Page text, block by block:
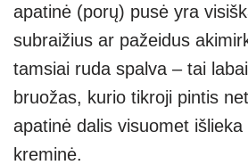
apatinė (porų) pusė yra
subraižius ar pažeidus
tamsiai ruda spalva – tai
bruožas, kurio tikroji pintis
apatinė dalis visuomet
kreminė.